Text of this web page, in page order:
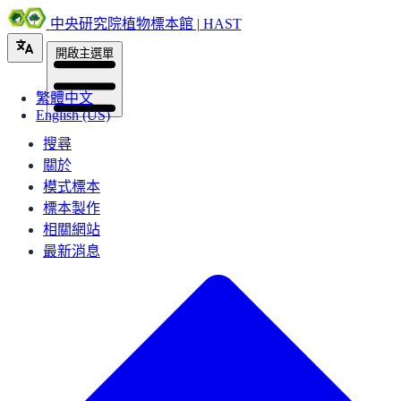
中央研究院植物標本館 | HAST
繁體中文
English (US)
開啟主選單
搜尋
關於
模式標本
標本製作
相關網站
最新消息